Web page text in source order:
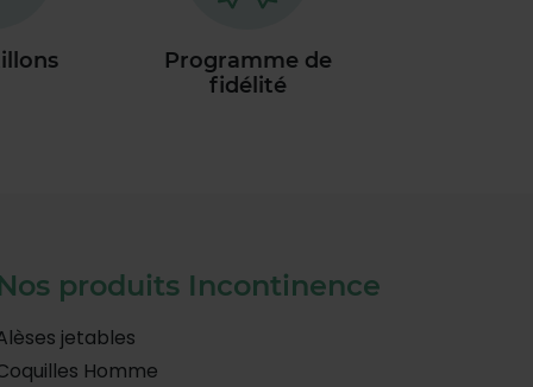
Programme de
fidélité
produits Incontinence
jetables
Homme